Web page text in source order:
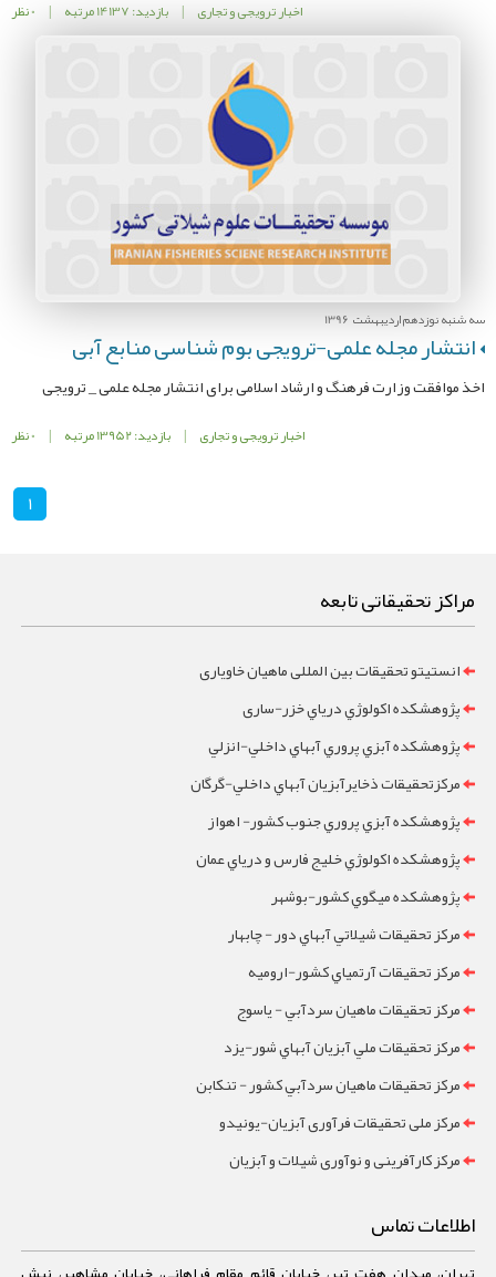
اخبار ترویجی و تجاری | بازدید: 14137 مرتبه | 0 نظر
سه شنبه نوزدهم اردیبهشت 1396
انتشار مجله علمی-ترویجی بوم شناسی منابع آبی
اخذ موافقت وزارت فرهنگ و ارشاد اسلامی برای انتشار مجله علمی _ ترویجی
اخبار ترویجی و تجاری | بازدید: 13952 مرتبه | 0 نظر
1
مراکز تحقیقاتی تابعه
انستیتو تحقیقات بین المللی ماهیان خاویاری
پژوهشکده اکولوژي درياي خزر-ساری
پژوهشکده آبزي پروري آبهاي داخلي-انزلي
مرکزتحقيقات ذخايرآبزيان آبهاي داخلي-گرگان
پژوهشکده آبزي پروري جنوب کشور- اهواز
پژوهشکده اکولوژي خليج فارس و درياي عمان
پژوهشکده ميگوي کشور-بوشهر
مرکز تحقيقات شيلاتي آبهاي دور - چابهار
مرکز تحقيقات آرتمياي کشور-ارومیه
مرکز تحقيقات ماهيان سردآبي - ياسوج
مرکز تحقيقات ملي آبزيان آبهاي شور-یزد
مرکز تحقيقات ماهيان سردآبي کشور - تنکابن
مرکز ملی تحقیقات فرآوری آبزیان-یونیدو
مرکز کارآفرینی و نوآوری شیلات و آبزیان
اطلاعات تماس